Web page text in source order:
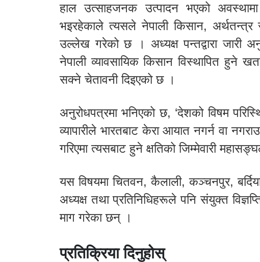
हाल उत्साहजनक उत्पादन भएको
भइरहेकाले त्यसले नेपाली किसान, अर्थतन्त्र
उल्लेख गरेको छ । अध्यक्ष पन्तद्वारा जारी
नेपाली व्यावसायिक किसान विस्थापित हुने
सक्ने चेतावनी दिइएको छ ।
अनुरोधपत्रमा भनिएको छ, ‘देशको विषम
व्यापारीले भारतबाट केरा आयात नगर्न वा
गरिएमा त्यसबाट हुने क्षतिको जिम्मेवारी
यस विषयमा चितवन, कैलाली, कञ्चनपुर,
अध्यक्ष तथा प्रतिनिधिहरूले पनि संयुक्त
माग गरेका छन् ।
प्रतिक्रिया दिनुहोस्